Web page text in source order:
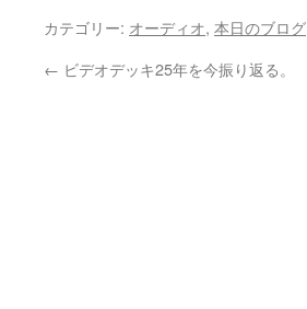
カテゴリー: オーディオ, 本日のブログ
← ビデオデッキ25年を今振り返る。